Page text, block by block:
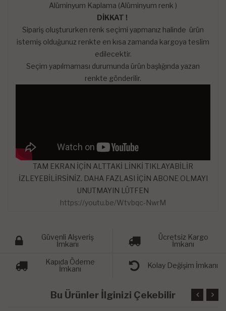
Alüminyum Kaplama (Alüminyum renk )
DİKKAT !
Sipariş oluştururken renk seçimi yapmanız halinde ürün
istemiş olduğunuz renkte en kısa zamanda kargoya teslim
edilecektir.
Seçim yapılmaması durumunda ürün başlığında yazan
renkte gönderilir.
TAM EKRAN İÇİN ALTTAKİ LİNKİ TIKLAYABİLİR
İZLEYEBİLİRSİNİZ. DAHA FAZLASI İÇİN ABONE OLMAYI
UNUTMAYIN LÜTFEN
https://youtu.be/Wtvbqc-NwrM
Güvenli Alşveriş
İmkanı
Ücretsiz Kargo
İmkanı
Kapıda Ödeme
İmkanı
Kolay Değişim İmkanı
Bu Ürünler İlginizi Çekebilir